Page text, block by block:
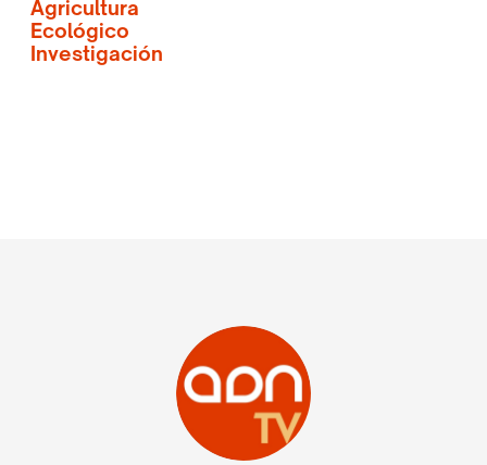
Agricultura
Ecológico
Investigación